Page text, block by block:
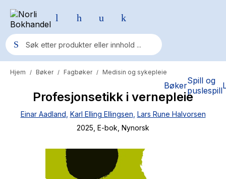
BøkerSpill og
puslespill
Populære søk
Pokemon
One piece
Fury Bound - Sable Sorensen
Elizabeth Strout
Hjem / Bøker / Fagbøker / Medisin og sykepleie
Profesjonsetikk i vernepleie
Einar Aadland Karl Elling Ellingsen Lars Rune Halvorsen
2025 , E-bok , Nynorsk